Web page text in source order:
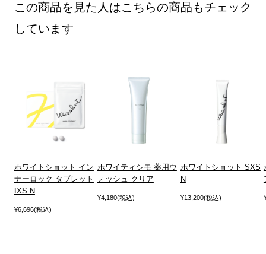
この商品を見た人はこちらの商品もチェック
しています
ホワイトショット イン
ナーロック タブレット
IXS N
¥6,696(税込)
ホワイティシモ 薬用ウ
ォッシュ クリア
¥4,180(税込)
ホワイトショット SXS
N
¥13,200(税込)